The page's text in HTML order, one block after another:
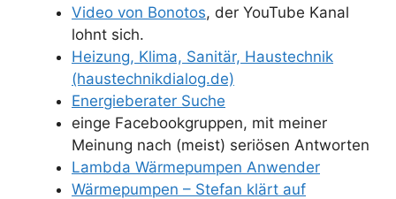
Video von Bonotos, der YouTube Kanal
lohnt sich.
Heizung, Klima, Sanitär, Haustechnik
(haustechnikdialog.de)
Energieberater Suche
einge Facebookgruppen, mit meiner
Meinung nach (meist) seriösen Antworten
Lambda Wärmepumpen Anwender
Wärmepumpen – Stefan klärt auf